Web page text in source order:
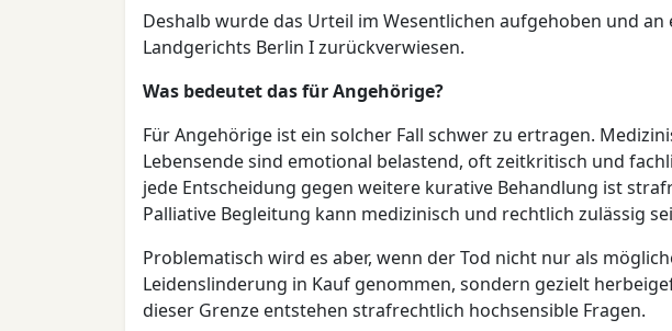
Deshalb wurde das Urteil im Wesentlichen aufgehoben und
Landgerichts Berlin I zurückverwiesen.
Was bedeutet das für Angehörige?
Für Angehörige ist ein solcher Fall schwer zu ertragen.
Lebensende sind emotional belastend, oft zeitkritisch und
jede Entscheidung gegen weitere kurative Behandlung ist
Palliative Begleitung kann medizinisch und rechtlich zulässig
Problematisch wird es aber, wenn der Tod nicht nur als
Leidenslinderung in Kauf genommen, sondern gezielt
dieser Grenze entstehen strafrechtlich hochsensible Fragen.